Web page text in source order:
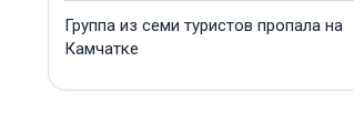
Группа из семи туристов пропала на
Камчатке